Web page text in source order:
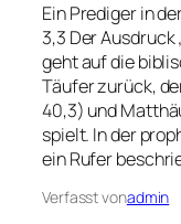
Ein Prediger in
3,3 Der Ausdruck
geht auf die
Täufer zurück,
40,3) und
spielt. In der
ein Rufer
Verfasst vonadmin